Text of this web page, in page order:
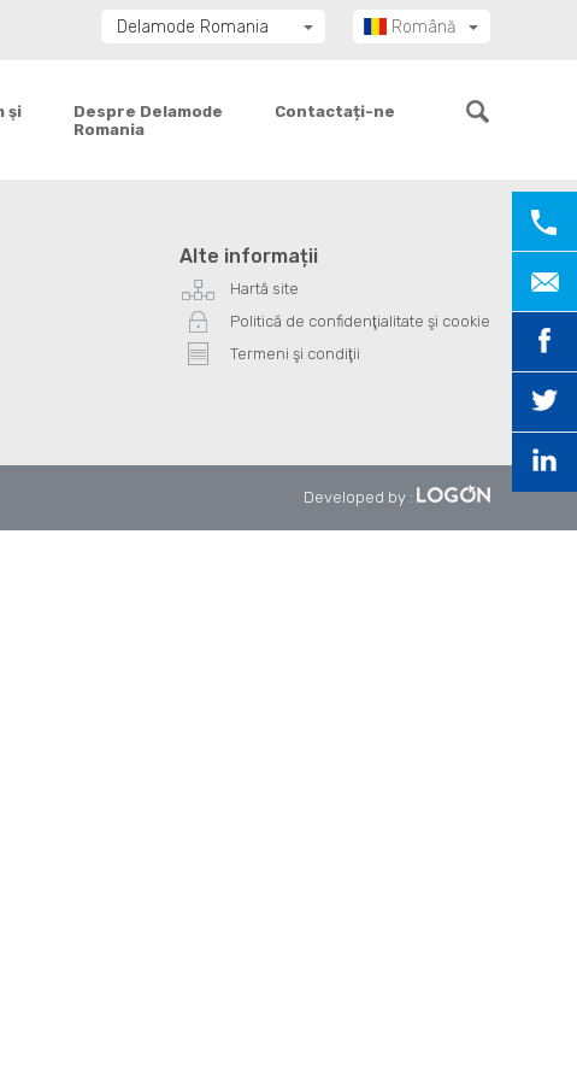
Română
Delamode Romania
Delamode Bulgaria
Delamode Montenegro
Delamode Serbia
şi
Despre Delamode
Romania
Contactați-ne
Alte informații
Hartă site
Politică de confidenţialitate şi cookie
Termeni şi condiţii
Developed by :